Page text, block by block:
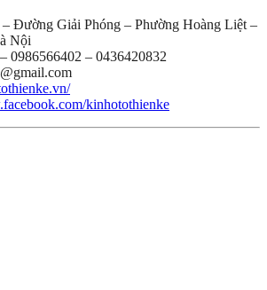
Đường Giải Phóng – Phường Hoàng Liệt –
Nội
0986566402 – 0436420832
kinhotothienke